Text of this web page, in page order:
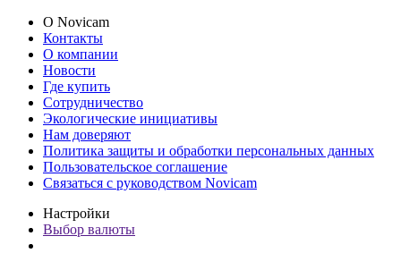
О Novicam
Контакты
О компании
Новости
Где купить
Сотрудничество
Экологические инициативы
Нам доверяют
Политика защиты и обработки персональных данных
Пользовательское соглашение
Связаться с руководством Novicam
Настройки
Выбор валюты